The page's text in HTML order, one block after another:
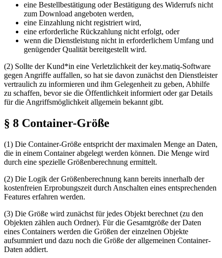
eine Bestellbestätigung oder Bestätigung des Widerrufs nicht
zum Download angeboten werden,
eine Einzahlung nicht registriert wird,
eine erforderliche Rückzahlung nicht erfolgt, oder
wenn die Dienstleistung nicht in erforderlichem Umfang und
genügender Qualität bereitgestellt wird.
(2) Sollte der Kund*in eine Verletzlichkeit der key.matiq-Software
gegen Angriffe auffallen, so hat sie davon zunächst den Dienstleister
vertraulich zu informieren und ihm Gelegenheit zu geben, Abhilfe
zu schaffen, bevor sie die Öffentlichkeit informiert oder gar Details
für die Angriffsmöglichkeit allgemein bekannt gibt.
§ 8 Container-Größe
(1) Die Container-Größe entspricht der maximalen Menge an Daten,
die in einem Container abgelegt werden können. Die Menge wird
durch eine spezielle Größenberechnung ermittelt.
(2) Die Logik der Größenberechnung kann bereits innerhalb der
kostenfreien Erprobungszeit durch Anschalten eines entsprechenden
Features erfahren werden.
(3) Die Größe wird zunächst für jedes Objekt berechnet (zu den
Objekten zählen auch Ordner). Für die Gesamtgröße der Daten
eines Containers werden die Größen der einzelnen Objekte
aufsummiert und dazu noch die Größe der allgemeinen Container-
Daten addiert.